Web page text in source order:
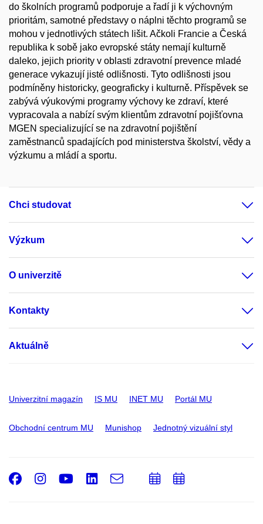
do školních programů podporuje a řadí ji k výchovným
prioritám, samotné představy o náplni těchto programů se
mohou v jednotlivých státech lišit. Ačkoli Francie a Česká
republika k sobě jako evropské státy nemají kulturně
daleko, jejich priority v oblasti zdravotní prevence mladé
generace vykazují jisté odlišnosti. Tyto odlišnosti jsou
podmíněny historicky, geograficky i kulturně. Příspěvek se
zabývá výukovými programy výchovy ke zdraví, které
vypracovala a nabízí svým klientům zdravotní pojišťovna
MGEN specializující se na zdravotní pojištění
zaměstnanců spadajících pod ministerstva školství, vědy a
výzkumu a mládí a sportu.
Chci studovat
Výzkum
O univerzitě
Kontakty
Aktuálně
Univerzitní magazín IS MU INET MU Portál MU
Obchodní centrum MU Munishop Jednotný vizuální styl
Facebook
Instagram
Youtube
LinkedIn
e-
PřidatPřidat